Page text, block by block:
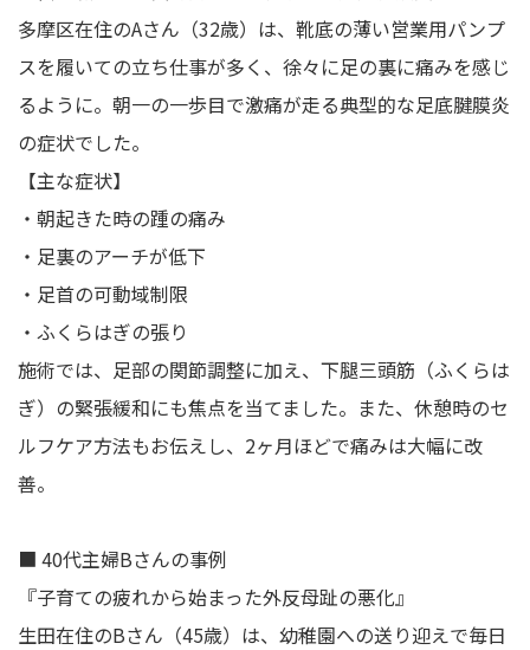
多摩区在住のAさん（32歳）は、靴底の薄い営業用パンプ
スを履いての立ち仕事が多く、徐々に足の裏に痛みを感じ
るように。朝一の一歩目で激痛が走る典型的な足底腱膜炎
の症状でした。
【主な症状】
・朝起きた時の踵の痛み
・足裏のアーチが低下
・足首の可動域制限
・ふくらはぎの張り
施術では、足部の関節調整に加え、下腿三頭筋（ふくらは
ぎ）の緊張緩和にも焦点を当てました。また、休憩時のセ
ルフケア方法もお伝えし、2ヶ月ほどで痛みは大幅に改
善。
■ 40代主婦Bさんの事例
『子育ての疲れから始まった外反母趾の悪化』
生田在住のBさん（45歳）は、幼稚園への送り迎えで毎日